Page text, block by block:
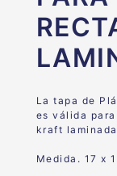
La tapa de
es válida
kraft
Medida. 17 x